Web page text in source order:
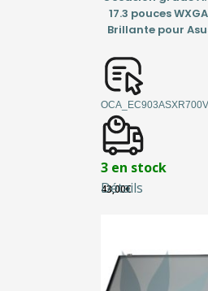
Détails
17.3 pouces
Brillante pour
3 en stock
43,00€